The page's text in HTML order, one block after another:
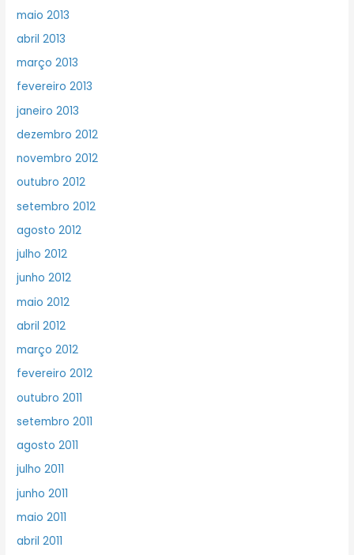
maio 2013
abril 2013
março 2013
fevereiro 2013
janeiro 2013
dezembro 2012
novembro 2012
outubro 2012
setembro 2012
agosto 2012
julho 2012
junho 2012
maio 2012
abril 2012
março 2012
fevereiro 2012
outubro 2011
setembro 2011
agosto 2011
julho 2011
junho 2011
maio 2011
abril 2011